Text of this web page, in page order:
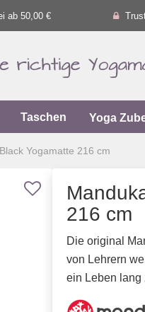
ab 50,00 €
Taschen Yoga
Yogamatte 216 cm
216 cm
Die original
von Lehrern
ein Leben lang